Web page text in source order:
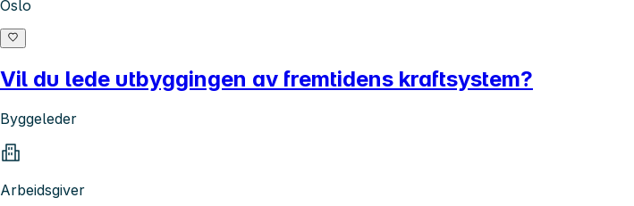
Oslo
Vil du lede utbyggingen av fremtidens kraftsystem?
Byggeleder
Arbeidsgiver